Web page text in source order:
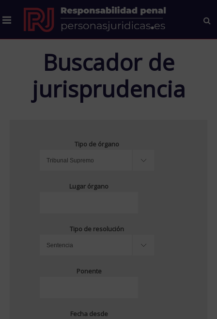
Buscador de
jurisprudencia
Tipo de órgano
Lugar órgano
Tipo de resolución
Ponente
Fecha desde